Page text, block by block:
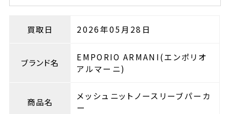
買取日 2026年05月28日
ブランド名
EMPORIO ARMANI(エンポリオ
アルマーニ)
商品名
メッシュニットノースリーブパーカ
ー